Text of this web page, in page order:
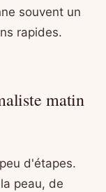
souvent un
rapides.
matin
d'étapes.
peau, de